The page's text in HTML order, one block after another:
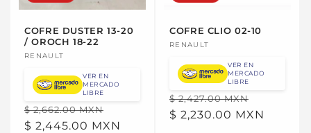
COFRE DUSTER 13-20
/ OROCH 18-22
Proveedor:
RENAULT
VER EN
MERCADO
LIBRE
Precio
habitual
$ 2,662.00 MXN
de
$ 2,445.00 MXN
COFRE CLIO 02-10
Proveedor:
RENAULT
VER EN
MERCADO
LIBRE
Precio
habitual
$ 2,427.00 MXN
de
$ 2,230.00 MXN